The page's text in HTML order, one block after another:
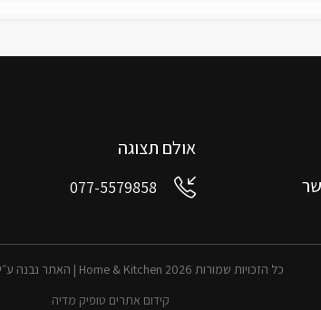
אולם תצוגה
077-5579858
כל הזכויות שמורות 2026 Home & Kitchen | האתר נבנה ע״י לובה קוטליק
קידום אתרים טופיק מדיה